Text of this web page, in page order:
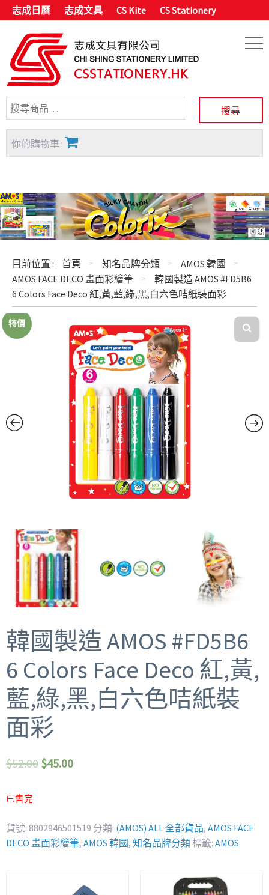
志成日曆 志成文具 CS Kite CS Stationery
你的購物車 :
目前位置 : 首頁 知名品牌分類
AMOS 韓國
AMOS FACE DECO 畫面彩繪筆
韓國製造 AMOS #FD5B6
6 Colors Face Deco 紅,黃,藍,綠,黑,白六色咭紙裝面彩
特價
韓國製造 AMOS #FD5B6
6 Colors Face Deco 紅,黃,
藍,綠,黑,白六色咭紙裝
面彩
$52.00 $45.00
已售完
貨號: 8802946501519 分類: (AMOS) ALL 全部貨品, AMOS FACE
DECO 畫面彩繪筆, AMOS 韓國, 知名品牌分類標籤: AMOS